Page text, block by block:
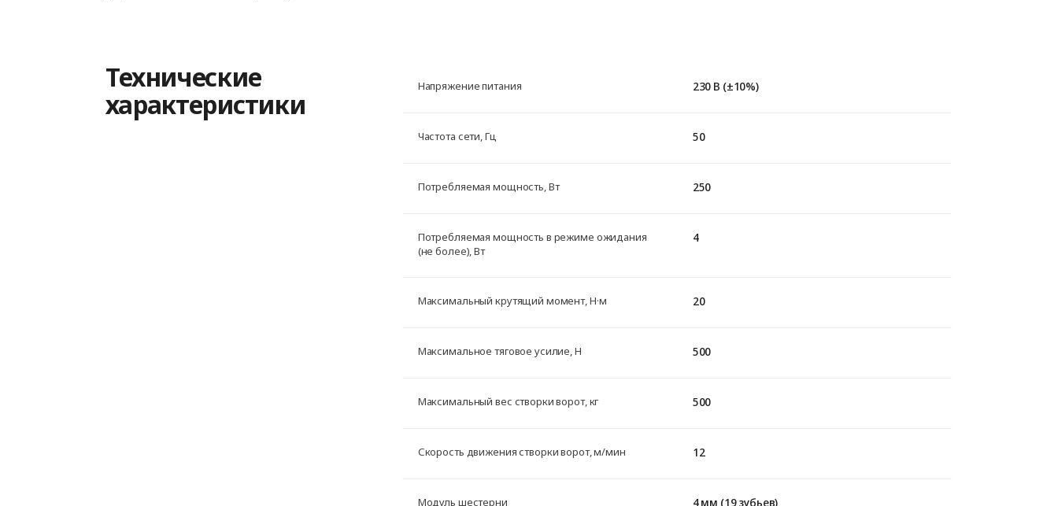
Технические
характеристики
Напряжение питания 230 В (±10%)
Частота сети, Гц 50
Потребляемая мощность, Вт 250
Потребляемая мощность в режиме ожидания
(не более), Вт
4
Максимальный крутящий момент, Н·м 20
Максимальное тяговое усилие, H 500
Максимальный вес створки ворот, кг 500
Скорость движения створки ворот, м/мин 12
Модуль шестерни 4 мм (19 зубьев)